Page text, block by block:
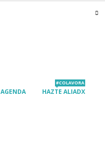
AGENDA HAZTE ALIADX
#COLAVORA